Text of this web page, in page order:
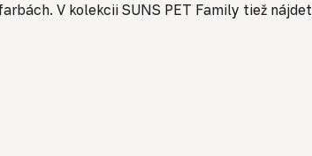
V kolekcii SUNS PET Family tiež